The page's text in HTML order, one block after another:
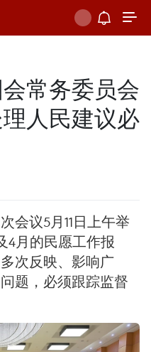
常务委员会
人民建议必
会议5月11日上午举
4月的民愿工作报
次反映、影响广
题，必须跟踪监督